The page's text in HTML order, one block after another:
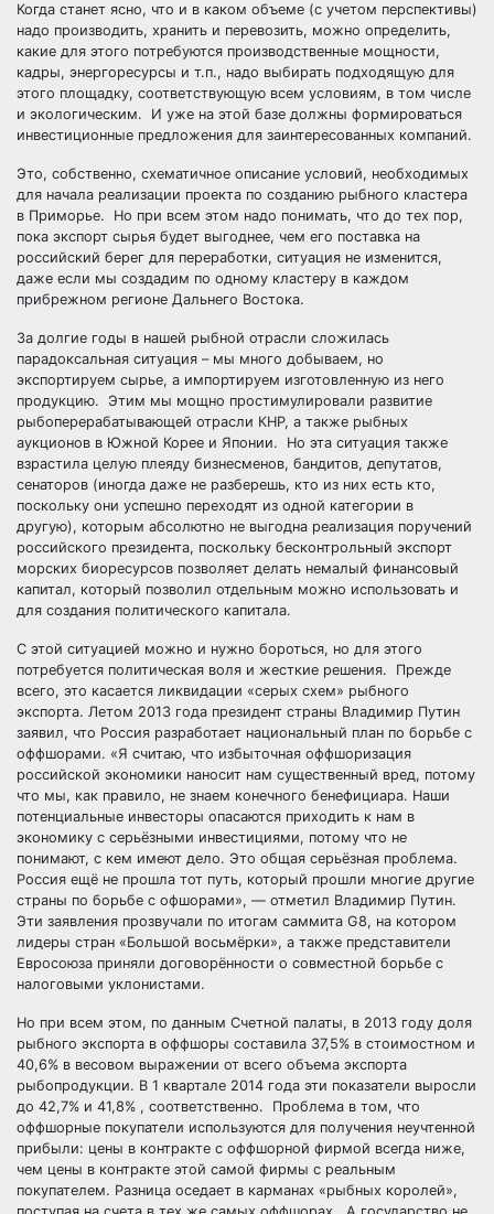
Когда станет ясно, что и в каком объеме (с учетом перспективы)
надо производить, хранить и перевозить, можно определить,
какие для этого потребуются производственные мощности,
кадры, энергоресурсы и т.п., надо выбирать подходящую для
этого площадку, соответствующую всем условиям, в том числе
и экологическим. И уже на этой базе должны формироваться
инвестиционные предложения для заинтересованных компаний.
Это, собственно, схематичное описание условий, необходимых
для начала реализации проекта по созданию рыбного кластера
в Приморье. Но при всем этом надо понимать, что до тех пор,
пока экспорт сырья будет выгоднее, чем его поставка на
российский берег для переработки, ситуация не изменится,
даже если мы создадим по одному кластеру в каждом
прибрежном регионе Дальнего Востока.
За долгие годы в нашей рыбной отрасли сложилась
парадоксальная ситуация – мы много добываем, но
экспортируем сырье, а импортируем изготовленную из него
продукцию. Этим мы мощно простимулировали развитие
рыбоперерабатывающей отрасли КНР, а также рыбных
аукционов в Южной Корее и Японии. Но эта ситуация также
взрастила целую плеяду бизнесменов, бандитов, депутатов,
сенаторов (иногда даже не разберешь, кто из них есть кто,
поскольку они успешно переходят из одной категории в
другую), которым абсолютно не выгодна реализация поручений
российского президента, поскольку бесконтрольный экспорт
морских биоресурсов позволяет делать немалый финансовый
капитал, который позволил отдельным можно использовать и
для создания политического капитала.
С этой ситуацией можно и нужно бороться, но для этого
потребуется политическая воля и жесткие решения. Прежде
всего, это касается ликвидации «серых схем» рыбного
экспорта. Летом 2013 года президент страны Владимир Путин
заявил, что Россия разработает национальный план по борьбе с
оффшорами. «Я считаю, что избыточная оффшоризация
российской экономики наносит нам существенный вред, потому
что мы, как правило, не знаем конечного бенефициара. Наши
потенциальные инвесторы опасаются приходить к нам в
экономику с серьёзными инвестициями, потому что не
понимают, с кем имеют дело. Это общая серьёзная проблема.
Россия ещё не прошла тот путь, который прошли многие другие
страны по борьбе с офшорами», — отметил Владимир Путин.
Эти заявления прозвучали по итогам саммита G8, на котором
лидеры стран «Большой восьмёрки», а также представители
Евросоюза приняли договорённости о совместной борьбе с
налоговыми уклонистами.
Но при всем этом, по данным Счетной палаты, в 2013 году доля
рыбного экспорта в оффшоры составила 37,5% в стоимостном и
40,6% в весовом выражении от всего объема экспорта
рыбопродукции. В 1 квартале 2014 года эти показатели выросли
до 42,7% и 41,8% , соответственно. Проблема в том, что
оффшорные покупатели используются для получения неучтенной
прибыли: цены в контракте с оффшорной фирмой всегда ниже,
чем цены в контракте этой самой фирмы с реальным
покупателем. Разница оседает в карманах «рыбных королей»,